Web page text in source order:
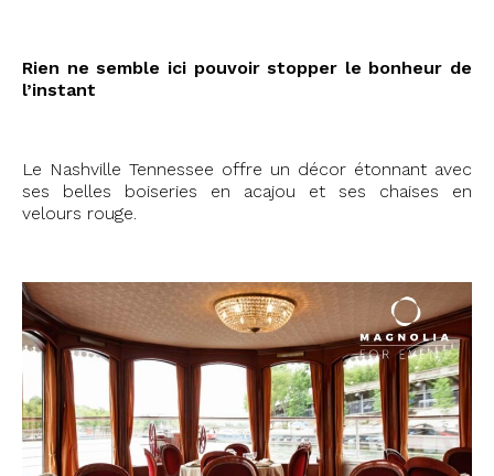
Rien ne semble ici pouvoir stopper le bonheur de
l’instant
Le Nashville Tennessee offre un décor étonnant avec
ses belles boiseries en acajou et ses chaises en
velours rouge.